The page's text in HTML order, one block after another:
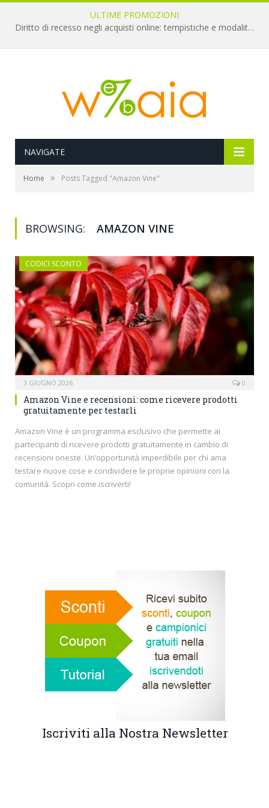
ULTIME PROMOZIONI
Diritto di recesso negli acquisti online: tempistiche e modalità per il rimborso
NAVIGATE
Home » Posts Tagged "Amazon Vine"
BROWSING: AMAZON VINE
CODICI SCONTO
3 GIUGNO 2026 0
Amazon Vine e recensioni: come ricevere prodotti
gratuitamente per testarli
Amazon Vine è un programma esclusivo che permette ai
partecipanti di ricevere prodotti gratuitamente in cambio di
recensioni oneste. Un’opportunità imperdibile per chi ama
testare nuove cose e condividere le proprie opinioni con la
comunità. Scopri come iscriverti!
Iscriviti alla Nostra Newsletter